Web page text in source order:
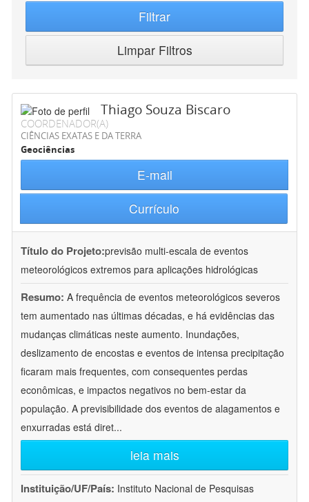
Filtrar
Limpar Filtros
Thiago Souza Biscaro
COORDENADOR(A)
CIÊNCIAS EXATAS E DA TERRA
Geociências
E-mail
Currículo
Título do Projeto:previsão multi-escala de eventos
meteorológicos extremos para aplicações hidrológicas
Resumo: A frequência de eventos meteorológicos severos
tem aumentado nas últimas décadas, e há evidências das
mudanças climáticas neste aumento. Inundações,
deslizamento de encostas e eventos de intensa precipitação
ficaram mais frequentes, com consequentes perdas
econômicas, e impactos negativos no bem-estar da
população. A previsibilidade dos eventos de alagamentos e
enxurradas está diret...
leia mais
Instituição/UF/País: Instituto Nacional de Pesquisas